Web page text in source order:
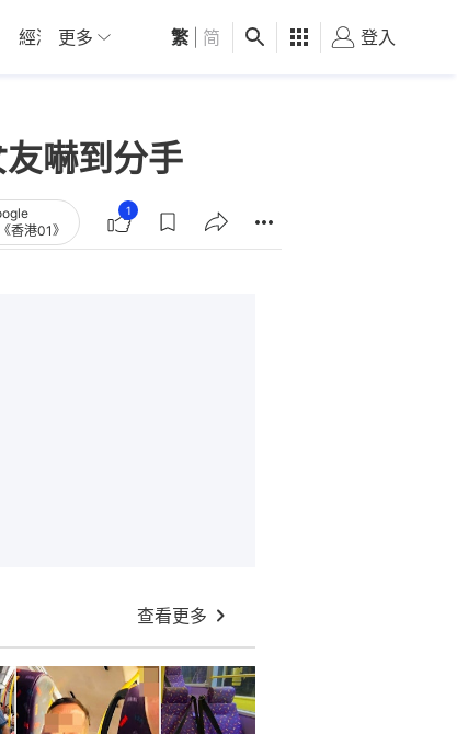
經濟 01深圳 觀點 健康 好食玩飛
更多 繁 简 登入
嚇到分手
香港01》
1
查看更多